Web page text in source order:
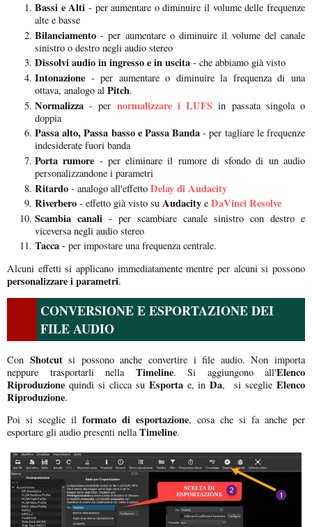
Bassi e Alti - per aumentare o diminuire il volume delle frequenze
alte e basse
Bilanciamento - per aumentare o diminuire il volume del canale
sinistro o destro negli audio stereo
Dissolvi audio in ingresso e in uscita - che abbiamo già visto
Intonazione - per aumentare o diminuire la frequenza di una
ottava, analogo al Pitch.
Normalizza - per normalizzare i LUFS in passata singola o
doppia
Passa alto, Passa basso e Passa Banda - per tagliare le frequenze
indesiderate fuori banda
Porta rumore - per eliminare il rumore di sfondo di un audio
personalizzandone i parametri
Ritardo - analogo all'effetto Delay di Audacity
Riverbero - effetto già visto su Audacity e DaVinci Resolve
Scambia canali - per scambiare canale sinistro con destro e
viceversa negli audio stereo
Tacca - per impostare una frequenza centrale.
Alcuni effetti si applicano immediatamente mentre per alcuni si possono
personalizzare i parametri.
CONVERSIONE E ESPORTAZIONE DEI
FILE AUDIO
Con Shotcutsi possono anche convertire i file audio. Non importa
neppure trasportarli nella Timeline. Si aggiungono all'Elenco
Riproduzione quindi si clicca suEsportae, inDa, si sceglie Elenco
Riproduzione.
Poi si sceglie il formato di esportazione, cosa che si fa anche per
esportare gli audio presenti nellaTimeline.